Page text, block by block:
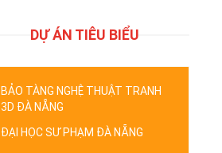
DỰ ÁN TIÊU BIỂU
BẢO TÀNG NGHỆ THUẬT TRANH
3D ĐÀ NẴNG
ĐẠI HỌC SƯ PHẠM ĐÀ NẴNG